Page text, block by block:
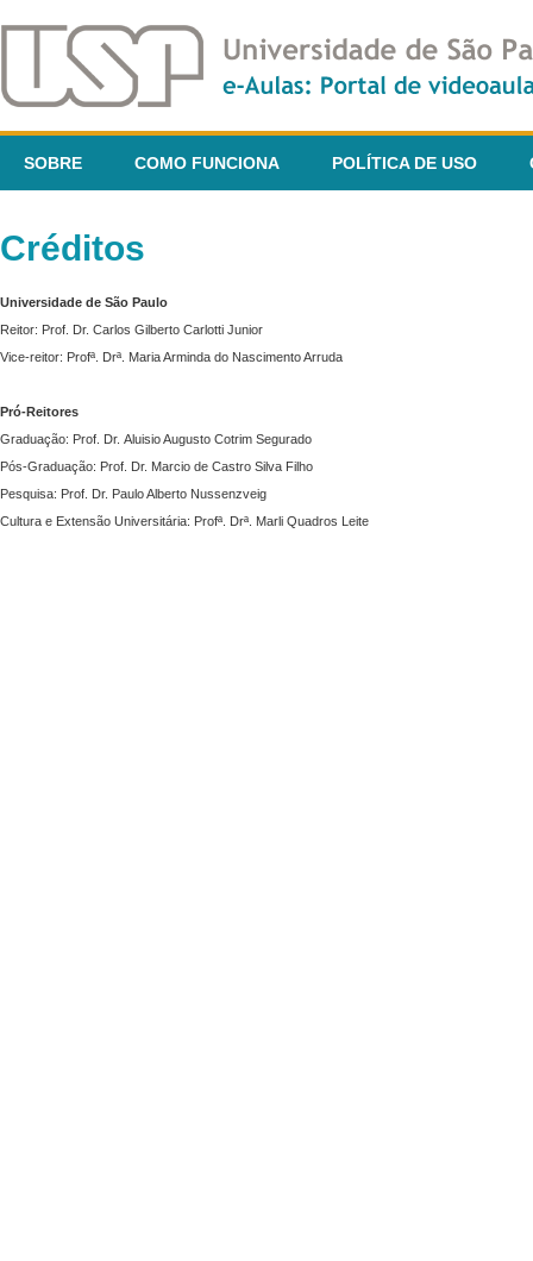
SOBRE COMO FUNCIONA POLÍTICA DE USO
Créditos
Universidade de São Paulo
Reitor: Prof. Dr. Carlos Gilberto Carlotti Junior
Vice-reitor: Profª. Drª. Maria Arminda do Nascimento Arruda
Pró-Reitores
Graduação: Prof. Dr. Aluisio Augusto Cotrim Segurado
Pós-Graduação: Prof. Dr. Marcio de Castro Silva Filho
Pesquisa: Prof. Dr. Paulo Alberto Nussenzveig
Cultura e Extensão Universitária: Profª. Drª. Marli Quadros Leite